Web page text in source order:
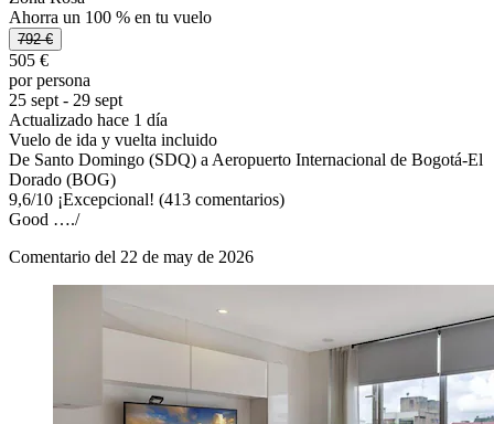
Ahorra un 100 % en tu vuelo
792 €
505 €
por persona
25 sept - 29 sept
Actualizado hace 1 día
Vuelo de ida y vuelta incluido
De Santo Domingo (SDQ) a Aeropuerto Internacional de Bogotá-El
Dorado (BOG)
9,6/10 ¡Excepcional! (413 comentarios)
Good …./
Comentario del 22 de may de 2026